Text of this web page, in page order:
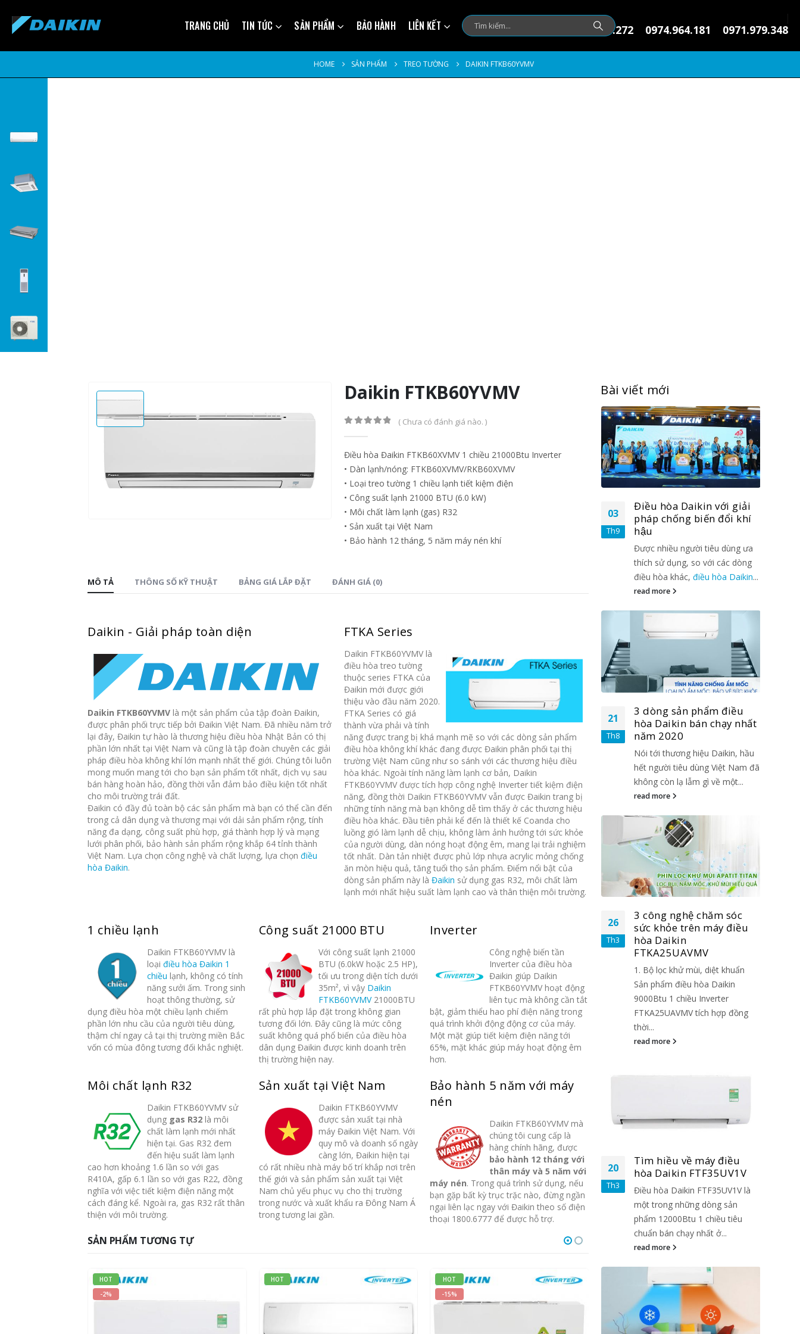
TRANG CHỦ TIN TỨC SẢN PHẨM BẢO HÀNH LIÊN KẾT 0974.145.272 0974.964.181 0971.979.348
HOME SẢN PHẨM TREO TƯỜNG DAIKIN FTKB60YVMV
Daikin FTKB60YVMV
( Chưa có đánh giá nào. )
Điều hòa Đaikin FTKB60XVMV 1 chiều 21000Btu Inverter
• Dàn lạnh/nóng: FTKB60XVMV/RKB60XVMV
• Loại treo tường 1 chiều lạnh tiết kiệm điện
• Công suất lạnh 21000 BTU (6.0 kW)
• Môi chất làm lạnh (gas) R32
• Sản xuất tại Việt Nam
• Bảo hành 12 tháng, 5 năm máy nén khí
MÔ TẢ THÔNG SỐ KỸ THUẬT BẢNG GIÁ LẮP ĐẶT ĐÁNH GIÁ (0)
Daikin - Giải pháp toàn diện
Daikin FTKB60YVMV là một sản phẩm của tập đoàn Đaikin,
được phân phối trực tiếp bởi Đaikin Việt Nam. Đã nhiều năm trở
lại đây, Đaikin tự hào là thương hiệu điều hòa Nhật Bản có thị
phần lớn nhất tại Việt Nam và cũng là tập đoàn chuyên các giải
pháp điều hòa không khí lớn mạnh nhất thế giới. Chúng tôi luôn
mong muốn mang tới cho bạn sản phẩm tốt nhất, dịch vụ sau
bán hàng hoàn hảo, đồng thời vẫn đảm bảo điều kiện tốt nhất
cho môi trường trái đất.
Đaikin có đầy đủ toàn bộ các sản phẩm mà bạn có thể cần đến
trong cả dân dụng và thương mại với dải sản phẩm rộng, tính
năng đa dạng, công suất phù hợp, giá thành hợp lý và mạng
lưới phân phối, bảo hành sản phẩm rộng khắp 64 tỉnh thành
Việt Nam. Lựa chọn công nghệ và chất lượng, lựa chọnđiều
hòa Đaikin.
FTKA Series
Daikin FTKB60YVMV là
điều hòa treo tường
thuộc series FTKA của
Đaikin mới được giới
thiệu vào đầu năm 2020.
FTKA Series có giá
thành vừa phải và tính
năng được trang bị khá mạnh mẽ so với các dòng sản phẩm
điều hòa không khí khác đang được Đaikin phân phối tại thị
trường Việt Nam cũng như so sánh với các thương hiệu điều
hòa khác. Ngoài tính năng làm lạnh cơ bản, Daikin
FTKB60YVMV được tích hợp công nghệ Inverter tiết kiệm điện
năng, đồng thời Daikin FTKB60YVMV vẫn được Đaikin trang bị
những tính năng mà bạn không dễ tìm thấy ở các thương hiệu
điều hòa khác. Đầu tiên phải kể đến là thiết kế Coanda cho
luồng gió làm lạnh dễ chịu, không làm ảnh hưởng tới sức khỏe
của người dùng, dàn nóng hoạt động êm, mang lại trải nghiệm
tốt nhất. Dàn tản nhiệt được phủ lớp nhựa acrylic mỏng chống
ăn mòn hiệu quả, tăng tuổi thọ sản phẩm. Điểm nổi bật của
dòng sản phẩm này làĐaikin sử dụng gas R32, môi chất làm
lạnh mới nhất hiệu suất làm lạnh cao và thân thiện môi trường.
1 chiều lạnh
Daikin FTKB60YVMV là
loạiđiều hòa Đaikin 1
chiều lạnh, không có tính
năng sưởi ấm. Trong sinh
hoạt thông thường, sử
dụng điều hòa một chiều lạnh chiếm
phần lớn nhu cầu của người tiêu dùng,
thậm chí ngay cả tại thị trường miền Bắc
vốn có mùa đông tương đối khắc nghiệt.
Công suất 21000 BTU
Với công suất lạnh 21000
BTU (6.0kW hoặc 2.5 HP),
tối ưu trong diện tích dưới
35m², vì vậy Daikin
FTKB60YVMV21000BTU
rất phù hợp lắp đặt trong không gian
tương đối lớn. Đây cũng là mức công
suất không quá phổ biến của điều hòa
dân dụng Đaikin được kinh doanh trên
thị trường hiện nay.
Inverter
Công nghệ biến tần
Inverter của điều hòa
Đaikin giúp Daikin
FTKB60YVMV hoạt động
liên tục mà không cần tắt
bật, giảm thiểu hao phí điện năng trong
quá trình khởi động động cơ của máy.
Một mặt giúp tiết kiệm điện năng tới
65%, mặt khác giúp máy hoạt động êm
hơn.
Môi chất lạnh R32
Daikin FTKB60YVMV sử
dụng gas R32 là môi
chất làm lạnh mới nhất
hiện tại. Gas R32 đem
đến hiệu suất làm lạnh
cao hơn khoảng 1.6 lần so với gas
R410A, gấp 6.1 lần so với gas R22, đồng
nghĩa với việc tiết kiệm điện năng một
cách đáng kể. Ngoài ra, gas R32 rất thân
thiện với môi trường.
Sản xuất tại Việt Nam
Daikin FTKB60YVMV
được sản xuất tại nhà
máy Đaikin Việt Nam. Với
quy mô và doanh số ngày
càng lớn, Đaikin hiện tại
có rất nhiều nhà máy bố trí khắp nơi trên
thế giới và sản phẩm sản xuất tại Việt
Nam chủ yếu phục vụ cho thị trường
trong nước và xuất khẩu ra Đông Nam Á
trong tương lai gần.
Bảo hành 5 năm với máy
nén
Daikin FTKB60YVMV mà
chúng tôi cung cấp là
hàng chính hãng, được
bảo hành 12 tháng với
thân máy và 5 năm với
máy nén. Trong quá trình sử dụng, nếu
bạn gặp bất kỳ trục trặc nào, đừng ngần
ngại liên lạc ngay với Đaikin theo số điện
thoại 1800.6777 để được hỗ trợ.
SẢN PHẨM TƯƠNG TỰ
HOT
HOT
HOT
-8%
Bài viết mới
Điều hòa Daikin với giải
pháp chống biến đổi khí
điều hòa khác,điều hòa Daikin
read more
21
Th8
3 dòng sản phẩm điều
hòa Daikin bán chạy nhất
năm 2020
Nói tới thương hiệu Daikin, hầu
hết người tiêu dùng Việt Nam đã
không còn lạ lẫm gì về một...
26
sức khỏe trên máy điều
FTKA25UAVMV
1. Bộ lọc khử mùi, diệt khuẩn
Sản phẩm điều hòa Daikin
9000Btu 1 chiều Inverter
FTKA25UAVMV tích hợp đồng
thời...
read more
20
Th3
Tìm hiều về máy điều
hòa Daikin FTF35UV1V
Điều hòa Daikin FTF35UV1V là
một trong những dòng sản
phẩm 12000Btu 1 chiều tiêu
03
Điều hòa Daikin với giải
Được nhiều người tiêu dùng ưa
read more
Th8
3 dòng sản phẩm điều
hòa Daikin bán chạy nhất
năm 2020
Nói tới thương hiệu Daikin, hầu
hết người tiêu dùng Việt Nam đã
không còn lạ lẫm gì về một...
read more
sức khỏe trên máy điều
FTKA25UAVMV
1. Bộ lọc khử mùi, diệt khuẩn
Sản phẩm điều hòa Daikin
9000Btu 1 chiều Inverter
FTKA25UAVMV tích hợp đồng
thời...
read more
20
Th3
Tìm hiều về máy điều
hòa Daikin FTF35UV1V
Điều hòa Daikin FTF35UV1V là
một trong những dòng sản
phẩm 12000Btu 1 chiều tiêu
03
Th9
Điều hòa Daikin với giải
pháp chống biến đổi khí
hậu
Được nhiều người tiêu dùng ưa
thích sử dụng, so với các dòng
điều hòa khác,điều hòa Daikin...
read more
21
Th8
3 dòng sản phẩm điều
hòa Daikin bán chạy nhất
năm 2020
Nói tới thương hiệu Daikin, hầu
hết người tiêu dùng Việt Nam đã
không còn lạ lẫm gì về một...
read more
26
Th3
3 công nghệ chăm sóc
sức khỏe trên máy điều
hòa Daikin
FTKA25UAVMV
1. Bộ lọc khử mùi, diệt khuẩn
Sản phẩm điều hòa Daikin
9000Btu 1 chiều Inverter
FTKA25UAVMV tích hợp đồng
thời...
read more
20
Th3
Tìm hiều về máy điều
hòa Daikin FTF35UV1V
Điều hòa Daikin FTF35UV1V là
một trong những dòng sản
phẩm 12000Btu 1 chiều tiêu
chuẩn bán chạy nhất ở...
read more